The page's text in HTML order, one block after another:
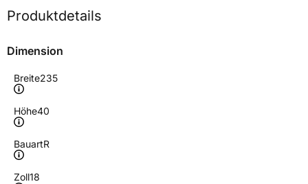
Produktdetails
Dimension
Breite235
Höhe40
BauartR
Zoll18